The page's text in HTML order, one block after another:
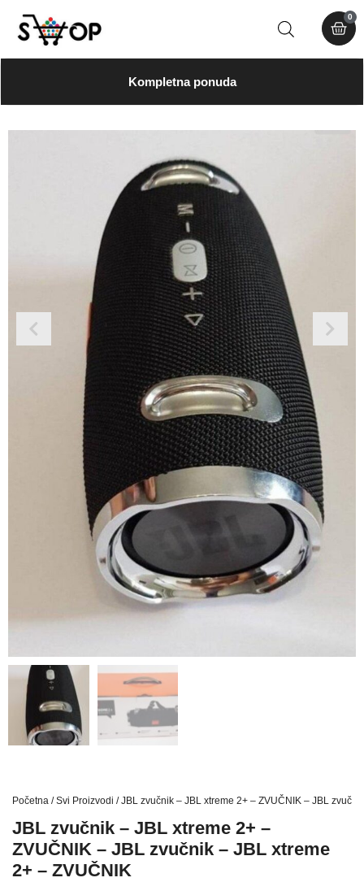
0
Kompletna ponuda
Početna /Svi Proizvodi / JBL zvučnik – JBL xtreme 2+ – ZVUČNIK – JBL
JBL zvučnik – JBL xtreme 2+ –
ZVUČNIK – JBL zvučnik – JBL xtreme
2+ – ZVUČNIK